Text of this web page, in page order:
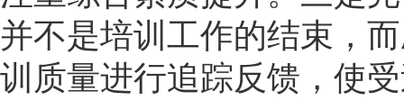
并不是培训工作的结束，
训质量进行追踪反馈，使